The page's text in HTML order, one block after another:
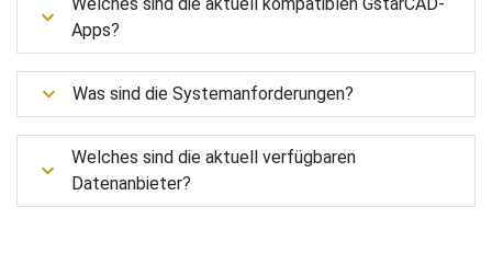
Apps?
Was sind die Systemanforderungen?
Welches sind die aktuell verfügbaren
Datenanbieter?